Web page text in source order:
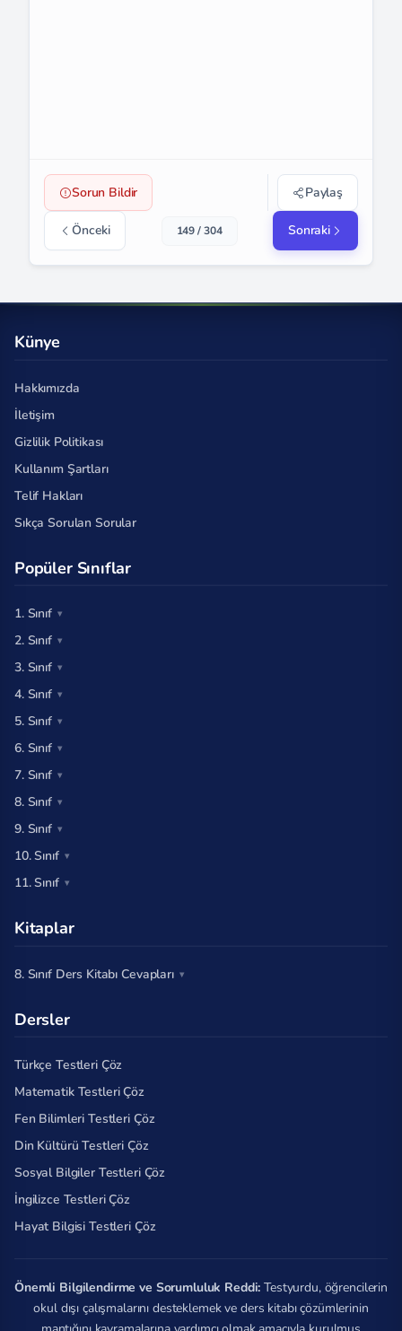
Sorun Bildir Paylaş
Önceki 149 / 304 Sonraki
Künye
Hakkımızda
İletişim
Gizlilik Politikası
Kullanım Şartları
Telif Hakları
Sıkça Sorulan Sorular
Popüler Sınıflar
1. Sınıf
2. Sınıf
3. Sınıf
4. Sınıf
5. Sınıf
6. Sınıf
7. Sınıf
8. Sınıf
9. Sınıf
10. Sınıf
11. Sınıf
Kitaplar
8. Sınıf Ders Kitabı Cevapları
Dersler
Türkçe Testleri Çöz
Matematik Testleri Çöz
Fen Bilimleri Testleri Çöz
Din Kültürü Testleri Çöz
Sosyal Bilgiler Testleri Çöz
İngilizce Testleri Çöz
Hayat Bilgisi Testleri Çöz
Önemli Bilgilendirme ve Sorumluluk Reddi: Testyurdu, öğrencilerin
okul dışı çalışmalarını desteklemek ve ders kitabı çözümlerinin